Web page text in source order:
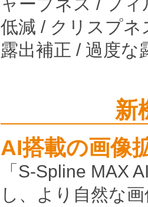
ャープネス / フ
低減 / クリスプ
露出補正 / 過度な
新
AI搭載の画像
「S-Spline MAX
し、より自然な